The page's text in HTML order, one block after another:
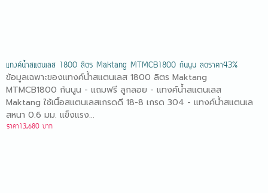
แทงค์น้ำสแตนเลส 1800 ลิตร Maktang MTMCB1800 ก้นนูน ลดราคา43%
ข้อมูลเฉพาะของแทงค์น้ำสแตนเลส 1800 ลิตร Maktang
MTMCB1800 ก้นนูน - แถมฟรี ลูกลอย - แทงค์น้ำสแตนเลส
Maktang ใช้เนื้อสแตนเลสเกรดดี 18-8 เกรด 304 - แทงค์น้ำสแตนเล
สหนา 0.6 มม. แข็งแรง...
ราคา13,680 บาท